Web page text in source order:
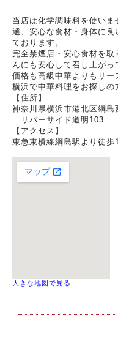
当店は化学調味料を使い
選、安心な食材・身体に良
ております。
完全禁煙店・安心食材を取
んにも安心して召し上がっ
価格も高級中華よりもリー
横浜で中華料理をお探しの
【住所】
神奈川県横浜市港北区綱島
リバーサイド道明103
【アクセス】
東急東横線綱島駅より徒歩
大きな地図で見る